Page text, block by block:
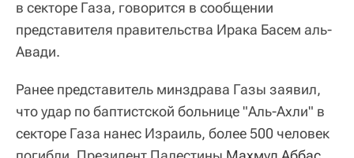
в секторе Газа, говорится в сообщении
представителя правительства Ирака Басем аль-
Авади.
Ранее представитель минздрава Газы заявил,
что удар по баптистской больнице "Аль-Ахли" в
секторе Газа нанес Израиль, более 500 человек